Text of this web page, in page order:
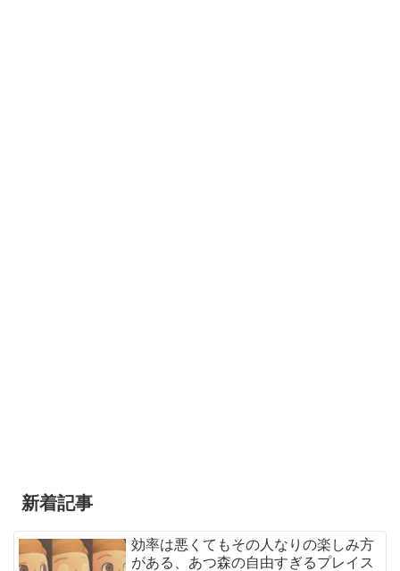
新着記事
効率は悪くてもその人なりの楽しみ方
がある、あつ森の自由すぎるプレイス